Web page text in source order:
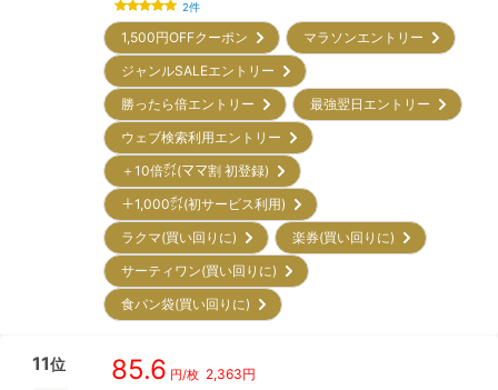
2件
1,500円OFFクーポン
マラソンエントリー
ジャンルSALEエントリー
勝ったら倍エントリー
最強翌日エントリー
ウェブ検索利用エントリー
＋10倍㌽(ママ割 初登録)
＋1,000㌽(初サービス利用)
ラクマ(買い回りに)
楽券(買い回りに)
サーティワン(買い回りに)
食パン袋(買い回りに)
11位 85.6 円/枚 2,363円